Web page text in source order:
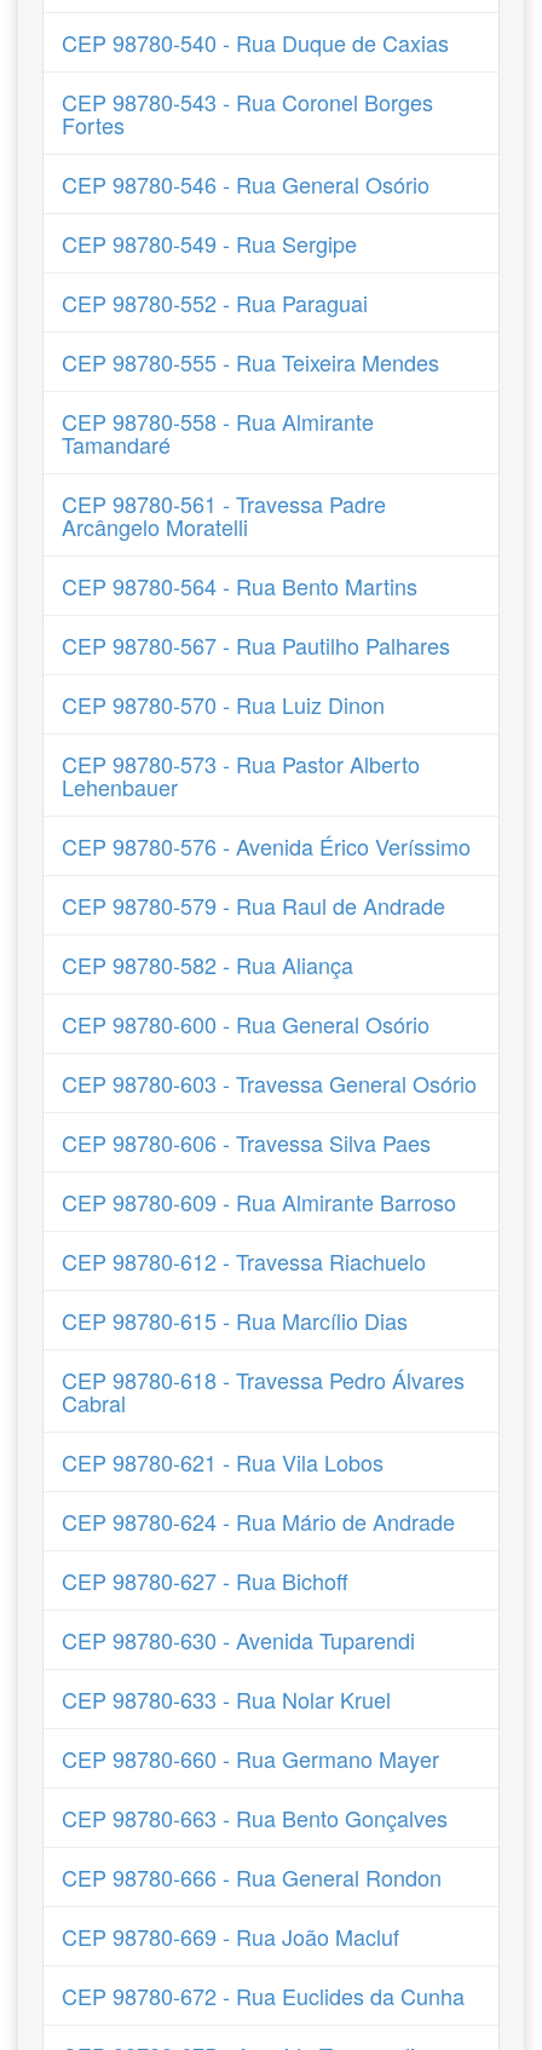
CEP 98780-540 - Rua Duque de Caxias
CEP 98780-543 - Rua Coronel Borges
Fortes
CEP 98780-546 - Rua General Osório
CEP 98780-549 - Rua Sergipe
CEP 98780-552 - Rua Paraguai
CEP 98780-555 - Rua Teixeira Mendes
CEP 98780-558 - Rua Almirante
Tamandaré
CEP 98780-561 - Travessa Padre
Arcângelo Moratelli
CEP 98780-564 - Rua Bento Martins
CEP 98780-567 - Rua Pautilho Palhares
CEP 98780-570 - Rua Luiz Dinon
CEP 98780-573 - Rua Pastor Alberto
Lehenbauer
CEP 98780-576 - Avenida Érico Veríssimo
CEP 98780-579 - Rua Raul de Andrade
CEP 98780-582 - Rua Aliança
CEP 98780-600 - Rua General Osório
CEP 98780-603 - Travessa General Osório
CEP 98780-606 - Travessa Silva Paes
CEP 98780-609 - Rua Almirante Barroso
CEP 98780-612 - Travessa Riachuelo
CEP 98780-615 - Rua Marcílio Dias
CEP 98780-618 - Travessa Pedro Álvares
Cabral
CEP 98780-621 - Rua Vila Lobos
CEP 98780-624 - Rua Mário de Andrade
CEP 98780-627 - Rua Bichoff
CEP 98780-630 - Avenida Tuparendi
CEP 98780-633 - Rua Nolar Kruel
CEP 98780-660 - Rua Germano Mayer
CEP 98780-663 - Rua Bento Gonçalves
CEP 98780-666 - Rua General Rondon
CEP 98780-669 - Rua João Macluf
CEP 98780-672 - Rua Euclides da Cunha